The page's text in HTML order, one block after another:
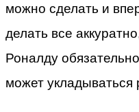
можно сделать и
делать все
Роналду
может